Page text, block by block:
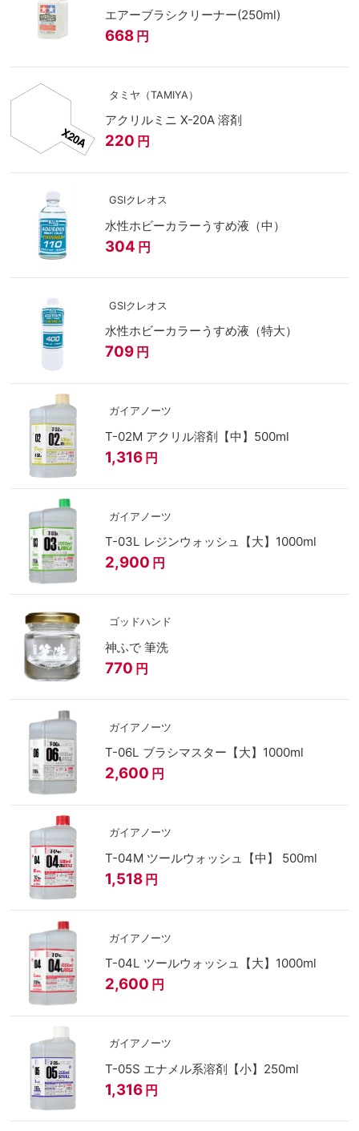
エアーブラシクリーナー(250ml)
668 円
タミヤ（TAMIYA）
アクリルミニ X-20A 溶剤
220 円
GSIクレオス
水性ホビーカラーうすめ液（中）
304 円
GSIクレオス
水性ホビーカラーうすめ液（特大）
709 円
ガイアノーツ
T-02M アクリル溶剤【中】500ml
1,316 円
ガイアノーツ
T-03L レジンウォッシュ【大】1000ml
2,900 円
ゴッドハンド
神ふで 筆洗
770 円
ガイアノーツ
T-06L ブラシマスター【大】1000ml
2,600 円
ガイアノーツ
T-04M ツールウォッシュ【中】 500ml
1,518 円
ガイアノーツ
T-04L ツールウォッシュ【大】1000ml
2,600 円
ガイアノーツ
T-05S エナメル系溶剤【小】250ml
1,316 円